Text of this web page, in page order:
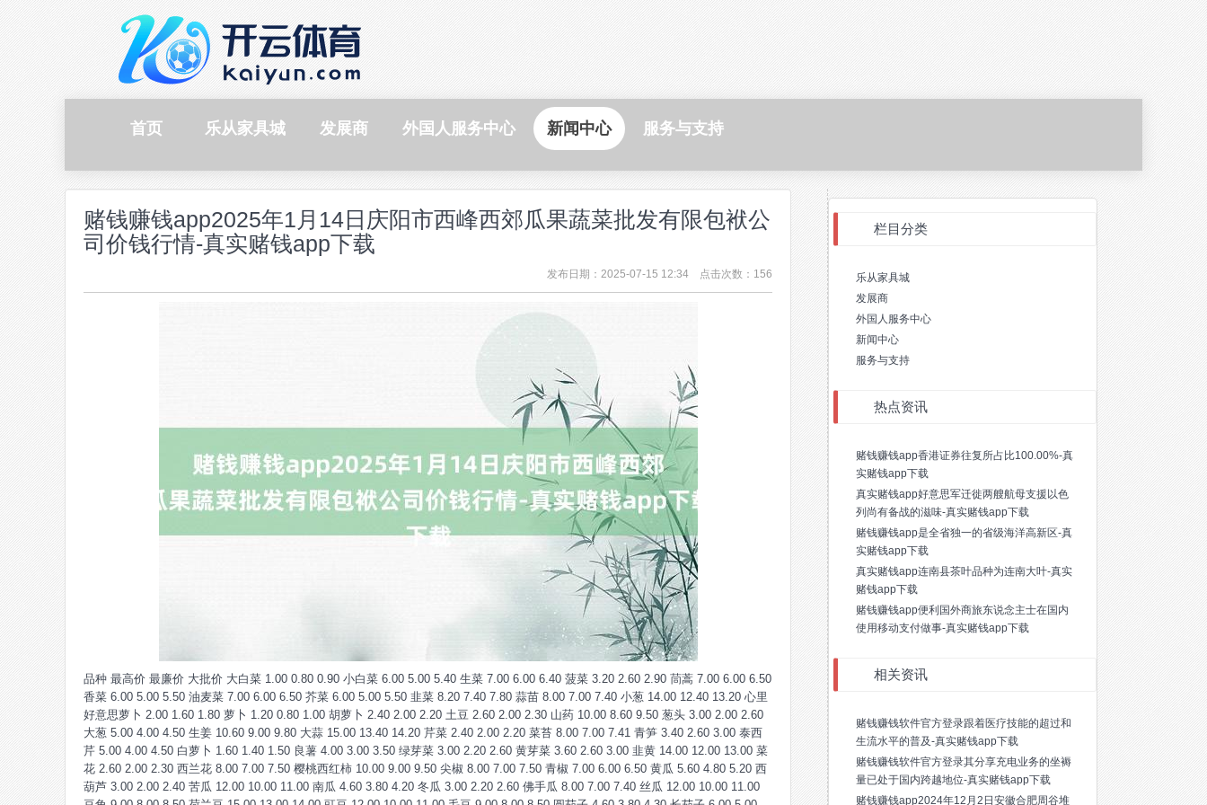
首页 乐从家具城 发展商 外国人服务中心 新闻中心 服务与支持
赌钱赚钱app2025年1月14日庆阳市西峰西郊瓜果蔬菜批发有限包袱公
司价钱行情-真实赌钱app下载
发布日期：2025-07-15 12:34 点击次数：156
品种 最高价 最廉价 大批价 大白菜 1.00 0.80 0.90 小白菜 6.00 5.00 5.40 生菜 7.00 6.00 6.40 菠菜 3.20 2.60 2.90 茼蒿 7.00 6.00 6.50
香菜 6.00 5.00 5.50 油麦菜 7.00 6.00 6.50 芥菜 6.00 5.00 5.50 韭菜 8.20 7.40 7.80 蒜苗 8.00 7.00 7.40 小葱 14.00 12.40 13.20 心里
好意思萝卜 2.00 1.60 1.80 萝卜 1.20 0.80 1.00 胡萝卜 2.40 2.00 2.20 土豆 2.60 2.00 2.30 山药 10.00 8.60 9.50 葱头 3.00 2.00 2.60
大葱 5.00 4.00 4.50 生姜 10.60 9.00 9.80 大蒜 15.00 13.40 14.20 芹菜 2.40 2.00 2.20 菜苔 8.00 7.00 7.41 青笋 3.40 2.60 3.00 泰西
芹 5.00 4.00 4.50 白萝卜 1.60 1.40 1.50 良薯 4.00 3.00 3.50 绿芽菜 3.00 2.20 2.60 黄芽菜 3.60 2.60 3.00 韭黄 14.00 12.00 13.00 菜
花 2.60 2.00 2.30 西兰花 8.00 7.00 7.50 樱桃西红柿 10.00 9.00 9.50 尖椒 8.00 7.00 7.50 青椒 7.00 6.00 6.50 黄瓜 5.60 4.80 5.20 西
葫芦 3.00 2.00 2.40 苦瓜 12.00 10.00 11.00 南瓜 4.60 3.80 4.20 冬瓜 3.00 2.20 2.60 佛手瓜 8.00 7.00 7.40 丝瓜 12.00 10.00 11.00
栏目分类
乐从家具城
发展商
外国人服务中心
新闻中心
服务与支持
热点资讯
赌钱赚钱app香港证券往复所占比100.00%-真
实赌钱app下载
真实赌钱app好意思军迁徙两艘航母支援以色
列尚有备战的滋味-真实赌钱app下载
赌钱赚钱app是全省独一的省级海洋高新区-真
实赌钱app下载
真实赌钱app连南县茶叶品种为连南大叶-真实
赌钱app下载
赌钱赚钱app便利国外商旅东说念主士在国内
使用移动支付做事-真实赌钱app下载
相关资讯
赌钱赚钱软件官方登录跟着医疗技能的超过和
生流水平的普及-真实赌钱app下载
赌钱赚钱软件官方登录其分享充电业务的坐褥
量已处于国内跨越地位-真实赌钱app下载
赌钱赚钱app2024年12月2日安徽合肥周谷堆